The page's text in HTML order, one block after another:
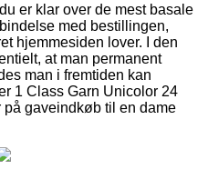
er klar over de mest basale
med bestillingen,
hjemmesiden lover. I den
at man permanent
man i fremtiden kan
1 Class Garn Unicolor 24
gaveindkøb til en dame